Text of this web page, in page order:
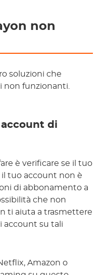
non
soluzioni che
non funzionanti.
di
è verificare se il tuo
tuo account non è
di abbonamento a
che non
ti aiuta a trasmettere
account su tali
Amazon o